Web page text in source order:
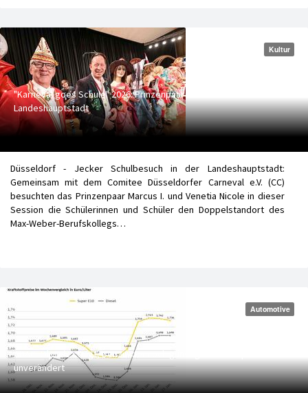
Kultur
"Karneval goes Schule" 2026: Prinzenpaar zieht wieder durch die
Landeshauptstadt
Düsseldorf - Jecker Schulbesuch in der Landeshauptstadt:
Gemeinsam mit dem Comitee Düsseldorfer Carneval e.V. (CC)
besuchten das Prinzenpaar Marcus I. und Venetia Nicole in dieser
Session die Schülerinnen und Schüler den Doppelstandort des
Max-Weber-Berufskollegs…
Automotive
ADAC: Ölpreis steigt, Benzin dennoch günstiger - Dieselpreis
unverändert